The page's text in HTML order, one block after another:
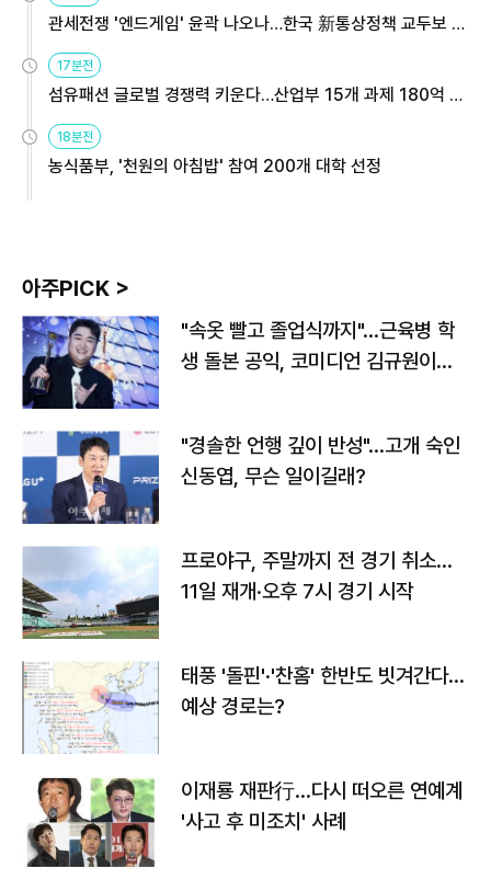
관세전쟁 '엔드게임' 윤곽 나오나…한국 新통상정책 교두보 활
용해야
17분전
섬유패션 글로벌 경쟁력 키운다…산업부 15개 과제 180억 지
원
18분전
농식품부, '천원의 아침밥' 참여 200개 대학 선정
아주PICK >
"속옷 빨고 졸업식까지"…근육병 학
생 돌본 공익, 코미디언 김규원이었
"경솔한 언행 깊이 반성"…고개 숙인
신동엽, 무슨 일이길래?
프로야구, 주말까지 전 경기 취소…
11일 재개·오후 7시 경기 시작
태풍 '돌핀'·'찬홈' 한반도 빗겨간다…
예상 경로는?
이재룡 재판行…다시 떠오른 연예계
'사고 후 미조치' 사례